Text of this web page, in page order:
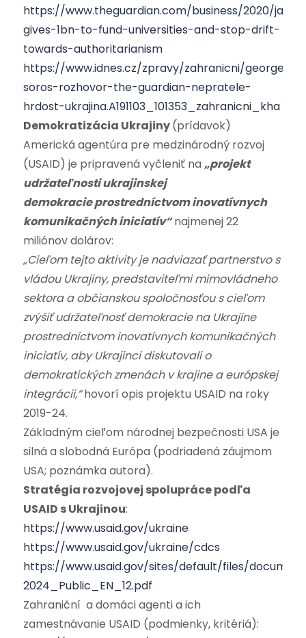
https://www.theguardian.com/business/2020/jan/
gives-1bn-to-fund-universities-and-stop-drift-
towards-authoritarianism
https://www.idnes.cz/zpravy/zahranicni/george-
soros-rozhovor-the-guardian-nepratele-
hrdost-ukrajina.A191103_101353_zahranicni_kha
Demokratizácia Ukrajiny(prídavok)
Americká agentúra pre medzinárodný rozvoj
(USAID) je pripravená vyčleniť na „projekt
udržateľnosti ukrajinskej
demokracie prostredníctvom inovatívnych
komunikačných iniciatív“najmenej 22
miliónov dolárov:
„Cieľom tejto aktivity je nadviazať partnerstvo s
vládou Ukrajiny, predstaviteľmi mimovládneho
sektora a občianskou spoločnosťou s cieľom
zvýšiť udržateľnosť demokracie na Ukrajine
prostredníctvom inovatívnych komunikačných
iniciatív, aby Ukrajinci diskutovali o
demokratických zmenách v krajine a európskej
integrácii,“hovorí opis projektu USAID na roky
2019-24.
Základným cieľom národnej bezpečnosti USA je
silná a slobodná Európa (podriadená záujmom
USA; poznámka autora).
Stratégia rozvojovej spolupráce podľa
USAID s Ukrajinou:
https://www.usaid.gov/ukraine
https://www.usaid.gov/ukraine/cdcs
https://www.usaid.gov/sites/default/files/
2024_Public_EN_12.pdf
Zahraniční a domáci agenti a ich
zamestnávanie USAID (podmienky, kritériá):